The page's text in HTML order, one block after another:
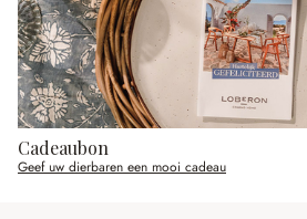
Cadeaubon
Geef uw dierbaren een mooi cadeau